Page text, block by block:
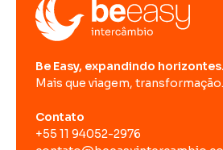
Be Easy, expandindo horizontes.
Mais que viagem, transformação.
Contato
+55 11 94052-2976